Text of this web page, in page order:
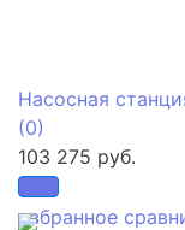
избранное
Насосная
(0)
103 275 руб.